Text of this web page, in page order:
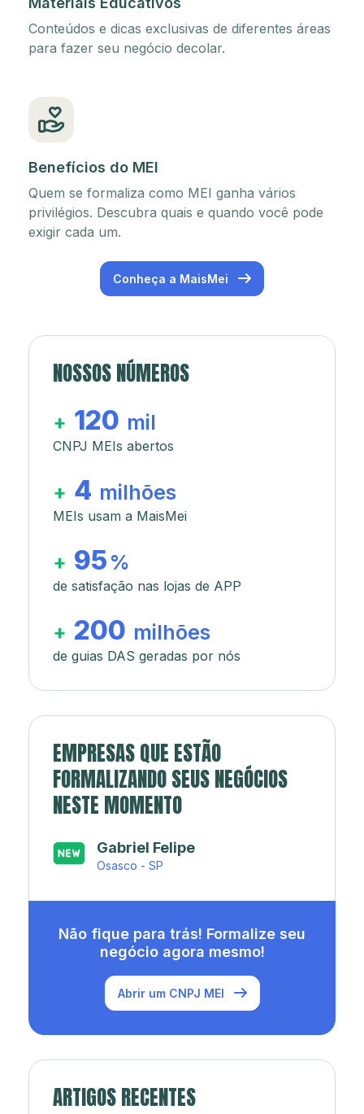
Conteúdos e dicas exclusivas de diferentes áreas
para fazer seu negócio decolar.
Benefícios do MEI
Quem se formaliza como MEI ganha vários
privilégios. Descubra quais e quando você pode
exigir cada um.
Conheça a MaisMei
NOSSOS NÚMEROS
+ 120 mil
CNPJ MEIs abertos
+ 4 milhões
MEIs usam a MaisMei
+ 95 %
de satisfação nas lojas de APP
+ 200 milhões
de guias DAS geradas por nós
EMPRESAS QUE ESTÃO
FORMALIZANDO SEUS NEGÓCIOS
NESTE MOMENTO
Japa’s açaí e sorveteria
Rio de Janeiro - RJ
Não fique para trás! Formalize seu
negócio agora mesmo!
Abrir um CNPJ MEI
ARTIGOS RECENTES